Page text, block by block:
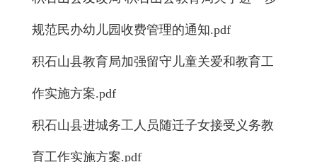
规范民办幼儿园收费管理的通知.pdf
积石山县教育局加强留守儿童关爱和教育工
作实施方案.pdf
积石山县进城务工人员随迁子女接受义务教
育工作实施方案.pdf